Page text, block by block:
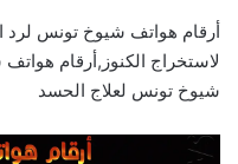
أرقام هواتف شيوخ تونس لرد
لاستخراج الكنوز,أرقام
شيوخ تونس لعلاج الحسد